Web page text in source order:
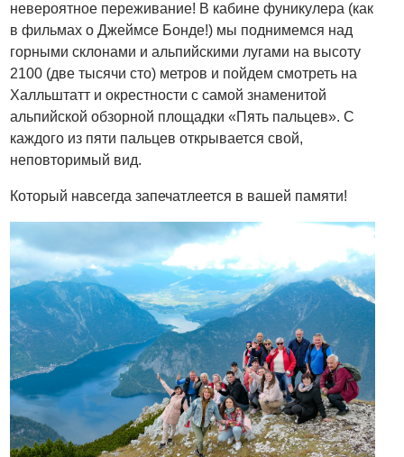
невероятное переживание! В кабине фуникулера (как
в фильмах о Джеймсе Бонде!) мы поднимемся над
горными склонами и альпийскими лугами на высоту
2100 (две тысячи сто) метров и пойдем смотреть на
Халльштатт и окрестности с самой знаменитой
альпийской обзорной площадки «Пять пальцев». С
каждого из пяти пальцев открывается свой,
неповторимый вид.
Который навсегда запечатлеется в вашей памяти!